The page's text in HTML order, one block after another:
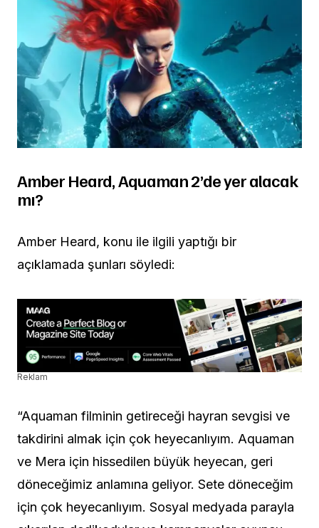
Amber Heard, Aquaman 2’de yer alacak
mı?
Amber Heard, konu ile ilgili yaptığı bir
açıklamada şunları söyledi:
Reklam
“Aquaman filminin getireceği hayran sevgisi ve
takdirini almak için çok heyecanlıyım. Aquaman
ve Mera için hissedilen büyük heyecan, geri
döneceğimiz anlamına geliyor. Sete döneceğim
için çok heyecanlıyım. Sosyal medyada parayla